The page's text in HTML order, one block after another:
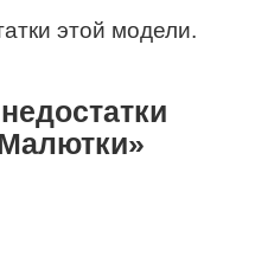
этой модели.